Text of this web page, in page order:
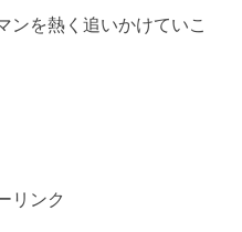
ンを熱く追いかけていこ
リンク